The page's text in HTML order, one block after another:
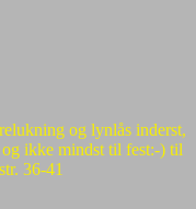
og lynlås inderst,
ikke mindst til fest:-) til
36-41